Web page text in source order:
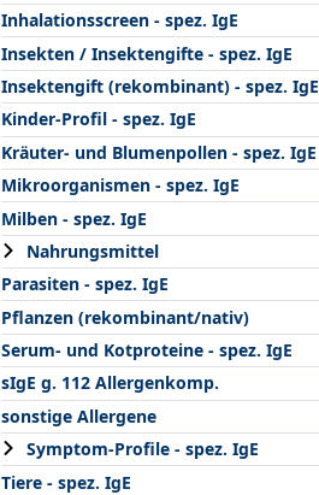
Inhalationsscreen - spez. IgE
Insekten / Insektengifte - spez. IgE
Insektengift (rekombinant) - spez. IgE
Kinder-Profil - spez. IgE
Kräuter- und Blumenpollen - spez. IgE
Mikroorganismen - spez. IgE
Milben - spez. IgE
Nahrungsmittel
Parasiten - spez. IgE
Pflanzen (rekombinant/nativ)
Serum- und Kotproteine - spez. IgE
sIgE g. 112 Allergenkomp.
sonstige Allergene
Symptom-Profile - spez. IgE
Tiere - spez. IgE